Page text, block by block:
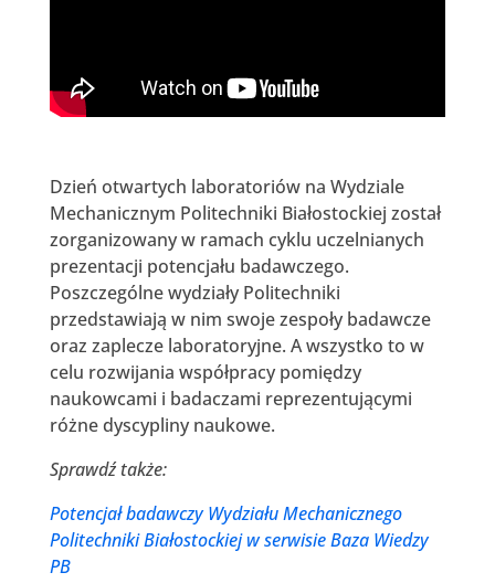
Dzień otwartych laboratoriów na Wydziale
Mechanicznym Politechniki Białostockiej został
zorganizowany w ramach cyklu uczelnianych
prezentacji potencjału badawczego.
Poszczególne wydziały Politechniki
przedstawiają w nim swoje zespoły badawcze
oraz zaplecze laboratoryjne. A wszystko to w
celu rozwijania współpracy pomiędzy
naukowcami i badaczami reprezentującymi
różne dyscypliny naukowe.
Sprawdź także:
Potencjał badawczy Wydziału Mechanicznego
Politechniki Białostockiej w serwisie Baza Wiedzy
PB